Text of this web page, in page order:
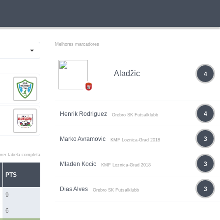
ver tabela completa
PTS
9
6
Melhores marcadores
Aladžic 4
Henrik Rodriguez Orebro SK Futsalklubb 4
Marko Avramovic KMF Loznica-Grad 2018 3
Mladen Kocic KMF Loznica-Grad 2018 3
Dias Alves Orebro SK Futsalklubb 3